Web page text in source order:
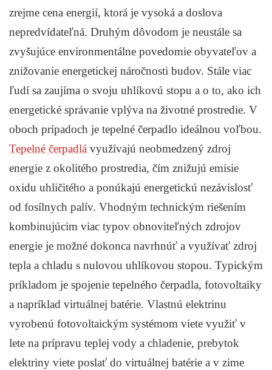
zrejme cena energií, ktorá je vysoká a doslova
nepredvídateľná. Druhým dôvodom je neustále sa
zvyšujúce environmentálne povedomie obyvateľov a
znižovanie energetickej náročnosti budov. Stále viac
ľudí sa zaujíma o svoju uhlíkovú stopu a o to, ako ich
energetické správanie vplýva na životné prostredie. V
oboch prípadoch je tepelné čerpadlo ideálnou voľbou.
Tepelné čerpadlá využívajú neobmedzený zdroj
energie z okolitého prostredia, čím znižujú emisie
oxidu uhličitého a ponúkajú energetickú nezávislosť
od fosílnych palív. Vhodným technickým riešením
kombinujúcim viac typov obnoviteľných zdrojov
energie je možné dokonca navrhnúť a využívať zdroj
tepla a chladu s nulovou uhlíkovou stopou. Typickým
príkladom je spojenie tepelného čerpadla, fotovoltaiky
a napríklad virtuálnej batérie. Vlastnú elektrinu
vyrobenú fotovoltaickým systémom viete využiť v
lete na prípravu teplej vody a chladenie, prebytok
elektriny viete poslať do virtuálnej batérie a v zime